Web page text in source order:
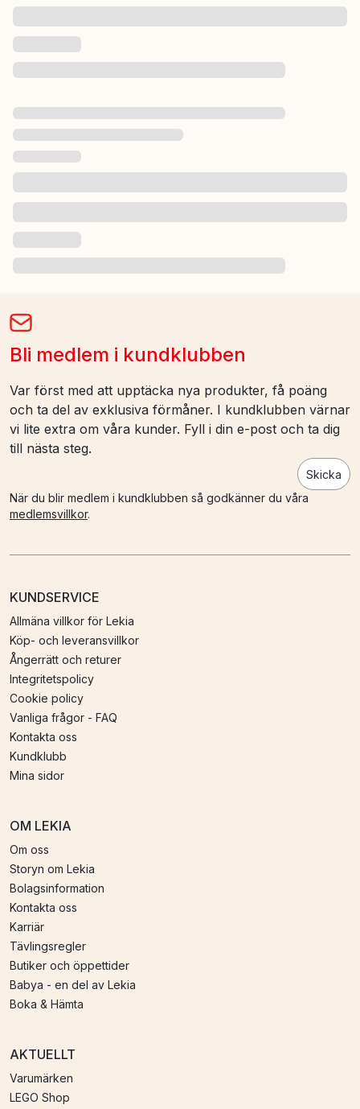
Bli medlem i kundklubben
Var först med att upptäcka nya produkter, få poäng
och ta del av exklusiva förmåner. I kundklubben värnar
vi lite extra om våra kunder. Fyll i din e-post och ta dig
till nästa steg.
Skicka
När du blir medlem i kundklubben så godkänner du våra
medlemsvillkor.
KUNDSERVICE
Allmäna villkor för Lekia
Köp- och leveransvillkor
Ångerrätt och returer
Integritetspolicy
Cookie policy
Vanliga frågor - FAQ
Kontakta oss
Kundklubb
Mina sidor
OM LEKIA
Om oss
Storyn om Lekia
Bolagsinformation
Kontakta oss
Karriär
Tävlingsregler
Butiker och öppettider
Babya - en del av Lekia
Boka & Hämta
AKTUELLT
Varumärken
LEGO Shop